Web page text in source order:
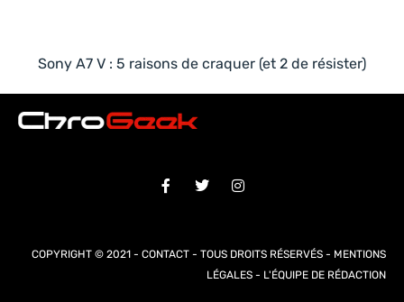
Sony A7 V : 5 raisons de craquer (et 2 de résister)
COPYRIGHT © 2021 - CONTACT - TOUS DROITS RÉSERVÉS - MENTIONS
LÉGALES - L'ÉQUIPE DE RÉDACTION